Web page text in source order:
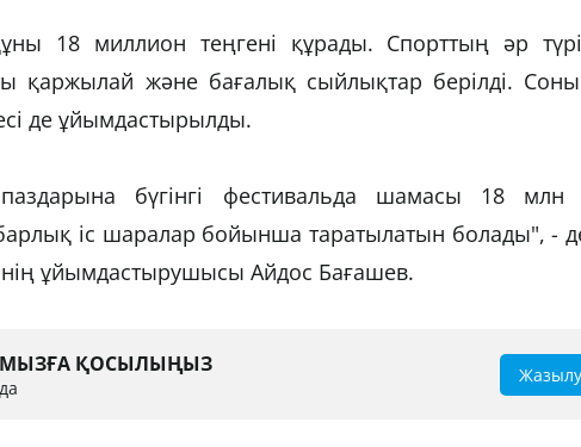
18 миллион теңгені құрады. Спорттың әр
қаржылай және бағалық сыйлықтар берілді.
де ұйымдастырылды.
бүгінгі фестивальда шамасы 18 млн
іс шаралар бойынша таратылатын болады", -
ұйымдастырушысы Айдос Бағашев.
ҚОСЫЛЫҢЫЗ Жазылу